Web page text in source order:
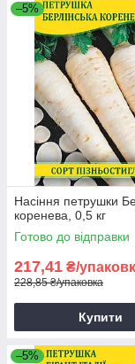
–5%
Насіння петрушки
коренева, 0,5 кг
Готово до відправки
217,41 ₴/
228,85 ₴/упаковка
Купити
–5%